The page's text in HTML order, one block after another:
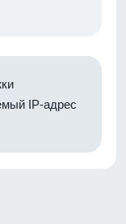
IP-адрес